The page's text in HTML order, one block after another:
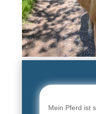
Mein Pferd ist